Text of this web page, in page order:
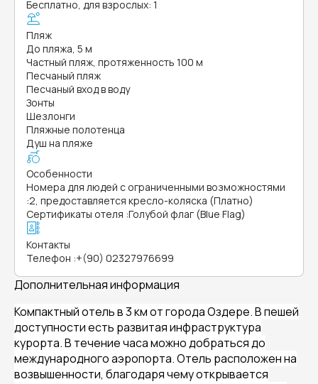
Бесплатно, для взрослых: 1
Пляж
До пляжа, 5 м
Частный пляж, протяженность 100 м
Песчаный пляж
Песчаный вход в воду
Зонты
Шезлонги
Пляжные полотенца
Душ на пляже
Особенности
Номера для людей с ограниченными возможностями
:2, предоставляется кресло-коляска (Платно)
Сертификаты отеля :Голубой флаг (Blue Flag)
Контакты
Телефон :+(90) 02327976699
Дополнительная информация
Компактный отель в 3 км от города Оздере. В пешей
доступности есть развитая инфраструктура
курорта. В течение часа можно добраться до
международного аэропорта. Отель расположен на
возвышенности, благодаря чему открывается